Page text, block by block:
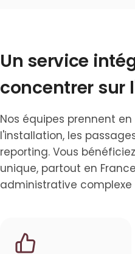
Un service
concentrer sur
Nos équipes prennent
l'installation, les
reporting. Vous
unique, partout en
administrative